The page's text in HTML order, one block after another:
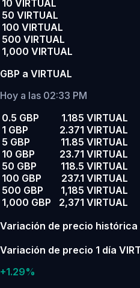
10 VIRTUAL
50 VIRTUAL
100 VIRTUAL
500 VIRTUAL
1,000 VIRTUAL
GBP a VIRTUAL
Hoy a las 02:33 PM
0.5 GBP
1.185 VIRTUAL
1 GBP
2.371 VIRTUAL
5 GBP
11.85 VIRTUAL
10 GBP
23.71 VIRTUAL
50 GBP
118.5 VIRTUAL
100 GBP
237.1 VIRTUAL
500 GBP
1,185 VIRTUAL
1,000 GBP
2,371 VIRTUAL
Variación de precio
Variación de precio 1 día
+1.29%